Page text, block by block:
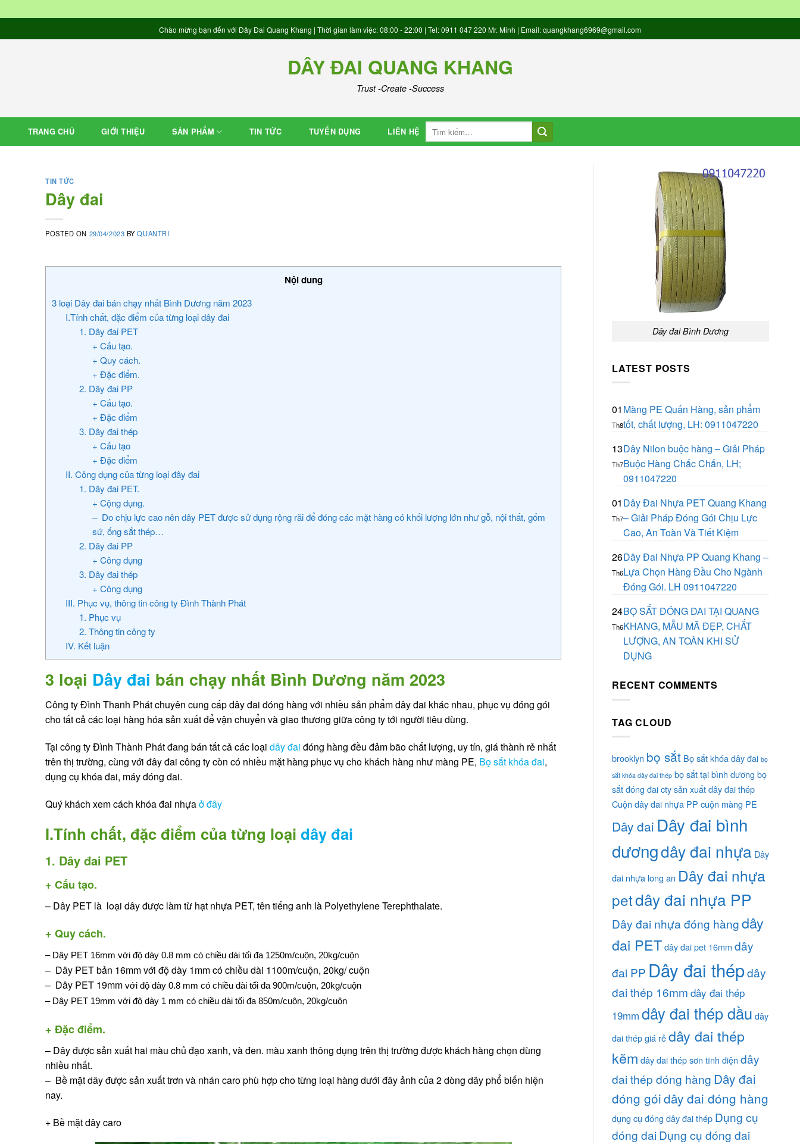
to
Chào mừng bạn đến với Dây Đai Quang Khang | Thời gian làm việc: 08:00 - 22:00 | Tel: 0911 047 220 Mr. Minh | Email: quangkhang6969@gmail.com
DÂY ĐAI QUANG KHANG
Trust -Create -Success
TRANG CHỦ GIỚI THIỆU SẢN PHẨM TIN TỨC TUYỂN DỤNG LIÊN HỆ
TIN TỨC
Dây đai
POSTED ON 29/04/2023 BYQUANTRI
Nội dung
3 loại Dây đai bán chạy nhất Bình Dương năm 2023
I.Tính chất, đặc điểm của từng loại dây đai
1. Dây đai PET
+ Cấu tạo.
+ Quy cách.
+ Đặc điểm.
2. Dây đai PP
+ Cấu tạo.
+ Đặc điểm
3. Dây đai thép
+ Cấu tạo
+ Đặc điểm
II. Công dụng của từng loại đây đai
1. Dây đai PET.
+ Cộng dụng.
– Do chịu lực cao nên dây PET được sử dụng rộng rãi để đóng các mặt hàng có khối lượng lớn như gỗ, nội thất, gốm
sứ, ống sắt thép…
2. Dây đai PP
+ Công dụng
3. Dây đai thép
+ Công dụng
III. Phục vụ, thông tin công ty Đình Thành Phát
1. Phục vụ
2. Thông tin công ty
IV. Kết luận
3 loại Dây đai bán chạy nhất Bình Dương năm 2023
Công ty Đình Thanh Phát chuyên cung cấp dây đai đóng hàng với nhiều sản phẩm dây đai khác nhau, phục vụ đóng gói
cho tất cả các loại hàng hóa sản xuất để vận chuyển và giao thương giữa công ty tới người tiêu dùng.
Tại công ty Đình Thành Phát đang bán tất cả các loại dây đai đóng hàng đều đảm bão chất lượng, uy tín, giá thành rẻ nhất
trên thị trường, cùng với đây đai công ty còn có nhiều mặt hàng phục vụ cho khách hàng như màng PE, Bọ sắt khóa đai,
dụng cụ khóa đai, máy đóng đai.
Quý khách xem cách khóa đai nhựaở đây
I.Tính chất, đặc điểm của từng loại dây đai
1. Dây đai PET
+ Cấu tạo.
– Dây PET là loại dây được làm từ hạt nhựa PET, tên tiếng anh là Polyethylene Terephthalate.
+ Quy cách.
– Dây PET 16mm với độ dày 0.8 mm có chiều dài tối đa 1250m/cuộn, 20kg/cuộn
– Dây PET bản 16mm với độ dày 1mm có chiều dài 1100m/cuộn, 20kg/ cuộn
– Dây PET 19mm với độ dày 0.8 mm có chiều dài tối đa 900m/cuộn, 20kg/cuộn
– Dây PET 19mm với độ dày 1 mm có chiều dài tối đa 850m/cuộn, 20kg/cuộn
+ Đặc điểm.
– Dây được sản xuất hai màu chủ đạo xanh, và đen. màu xanh thông dụng trên thị trường được khách hàng chọn dùng
nhiều nhất.
– Bề mặt dây được sản xuất trơn và nhán caro phù hợp cho từng loại hàng dưới đây ảnh của 2 dòng dây phổ biến hiện
nay.
+ Bề mặt dây caro
Dây đai Bình Dương
LATEST POSTS
01
Th8
Màng PE Quấn Hàng, sản phẩm
tốt, chất lượng, LH: 0911047220
13
Th7
Dây Nilon buộc hàng – Giải Pháp
Buộc Hàng Chắc Chắn, LH;
0911047220
01
Th7
Dây Đai Nhựa PET Quang Khang
– Giải Pháp Đóng Gói Chịu Lực
Cao, An Toàn Và Tiết Kiệm
26
Th6
Dây Đai Nhựa PP Quang Khang –
Lựa Chọn Hàng Đầu Cho Ngành
Đóng Gói. LH 0911047220
24
Th6
BỌ SẮT ĐÓNG ĐAI TẠI QUANG
KHANG, MẪU MÃ ĐẸP, CHẤT
LƯỢNG, AN TOÀN KHI SỬ
DỤNG
RECENT COMMENTS
TAG CLOUD
brooklyn bọ sắt Bọ sắt khóa dây đai bọ
sắt khóa dây đai thép bọ sắt tại bình dương bọ
sắt đóng đaicty sản xuất dây đai thép
Cuộn dây đai nhựa PP cuộn màng PE
Dây đai Dây đai bình
dươngdây đai nhựa Dây
đai nhựa long an Dây đai nhựa
petdây đai nhựa PP
Dây đai nhựa đóng hàngdây
đai PETdây đai pet 16mm dây
đai PP Dây đai thépdây
đai thép 16mm dây đai thép
19mm dây đai thép dầu dây
đai thép giá rẻdây đai thép
kẽm dây đai thép sơn tĩnh điện dây
đai thép đóng hàng Dây đai
đóng góidây đai đóng hàng
dụng cụ đóng dây đai thép Dụng cụ
đóng đaiDụng cụ đóng đai